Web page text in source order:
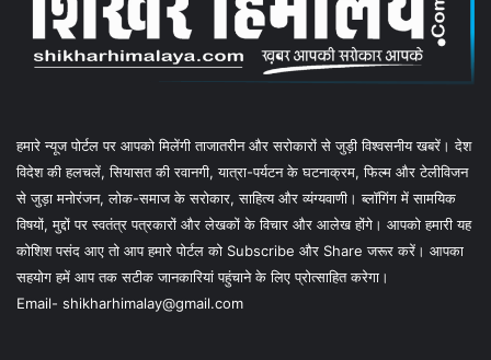
हमारे न्यूज पोर्टल पर आपको मिलेंगी ताजातरीन और सरोकारों से जुड़ी विश्वसनीय खबरें। देश
विदेश की हलचलें, सियासत की रवानगी, यात्रा-पर्यटन के घटनाक्रम, फिल्म और टेलीविजन
से जुड़ा मनोरंजन, लोक-समाज के सरोकार, साहित्य और व्यंग्यवाणी। ब्लॉगिंग में सामयिक
विषयों, मुद्दों पर स्वतंत्र पत्रकारों और लेखकों के विचार और आलेख होंगे। आपको हमारी यह
कोशिश पसंद आए तो आप हमारे पोर्टल को Subscribe और Share जरूर करें। आपका
सहयोग हमें आप तक सटीक जानकारियां पहुंचाने के लिए प्रोत्साहित करेगा।
Email- shikharhimalay@gmail.com